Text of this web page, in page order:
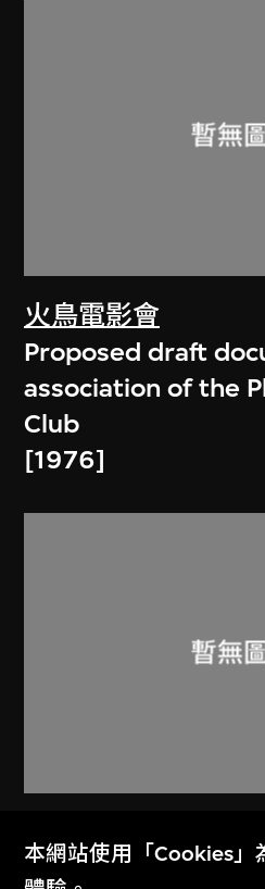
火鳥電影會
Proposed draft
association of the
Club
[1976]
Memorandum and
本網站使用「Cookies」